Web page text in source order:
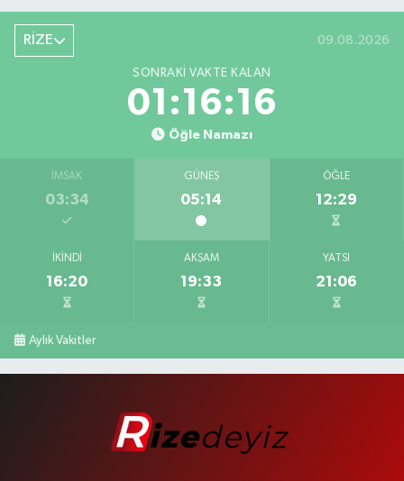
RİZE 09.08.2026
SONRAKI VAKTE KALAN
01:16:15
Öğle Namazı
İMSAK
03:34
GÜNEŞ
05:14
ÖĞLE
12:29
İKINDI
16:20
AKŞAM
19:33
YATSI
21:06
Aylık Vakitler